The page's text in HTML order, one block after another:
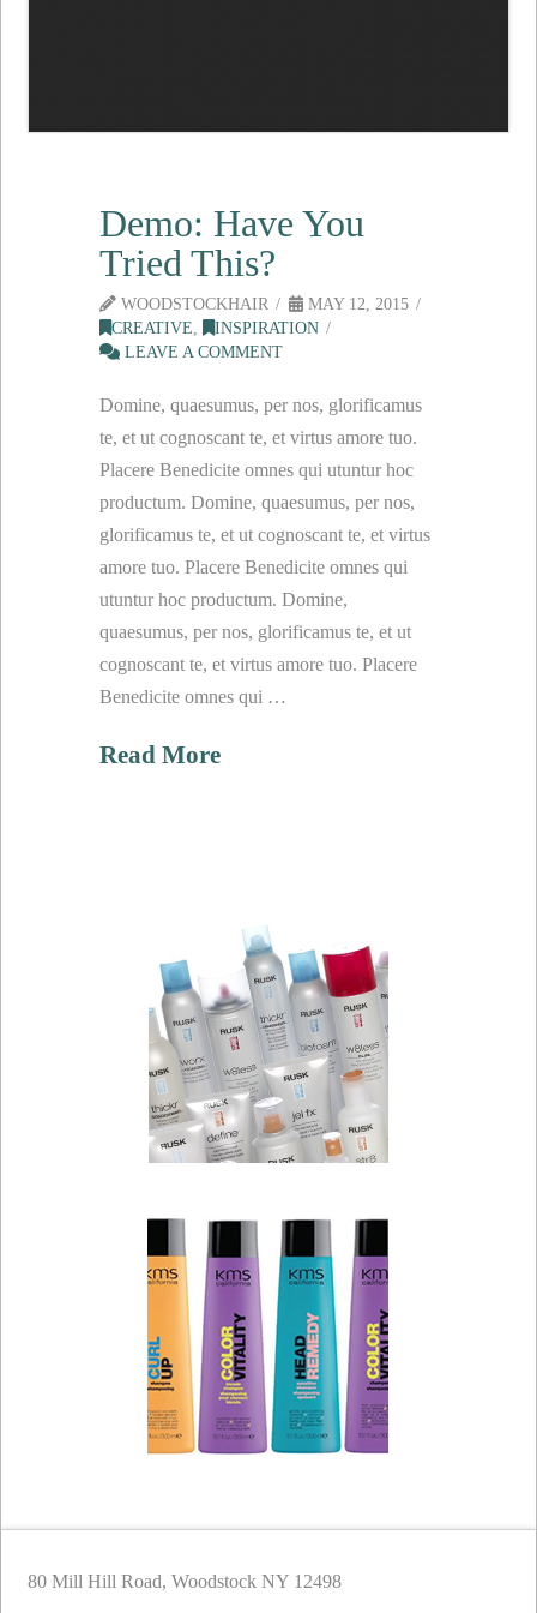
Demo: Have You
Tried This?
WOODSTOCKHAIR
MAY 12, 2015
CREATIVE
INSPIRATION
LEAVE A COMMENT
Domine, quaesumus, per nos, glorificamus
te, et ut cognoscant te, et virtus amore tuo.
Placere Benedicite omnes qui utuntur hoc
productum. Domine, quaesumus, per nos,
glorificamus te, et ut cognoscant te, et virtus
amore tuo. Placere Benedicite omnes qui
utuntur hoc productum. Domine,
quaesumus, per nos, glorificamus te, et ut
cognoscant te, et virtus amore tuo. Placere
Benedicite omnes qui …
Read More
80 Mill Hill Road, Woodstock NY 12498